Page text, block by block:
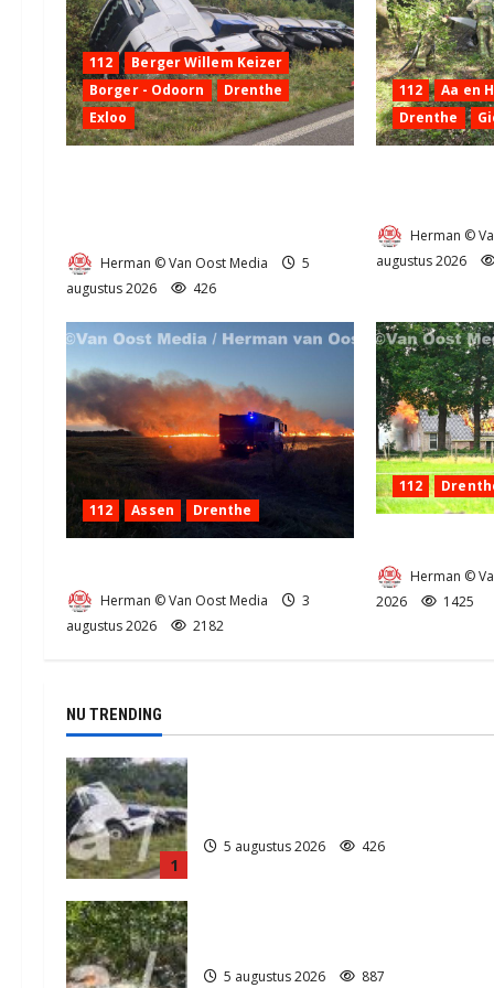
112
Berger Willem Keizer
Borger - Odoorn
Drenthe
Exloo
Herman © Van Oost Media
5
augustus 2026
426
112 Aa en
Drenthe
Herman ©
augustus 2026
112 Assen Drenthe
Herman © Van Oost Media
3
augustus 2026
2182
112
Herman ©
2026
1425
NU TRENDING
1
5 augustus 2026 426
5 augustus 2026 887